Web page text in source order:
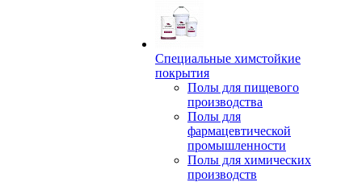
Специальные химстойкие
покрытия
Полы для пищевого
производства
Полы для
фармацевтической
промышленности
Полы для химических
производств